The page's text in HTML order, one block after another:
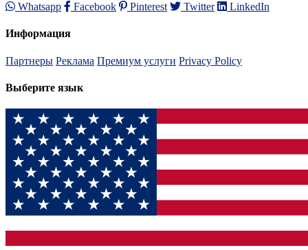
Whatsapp Facebook Pinterest Twitter LinkedIn
Информация
Партнеры Реклама Премиум услуги Privacy Policy
Выберите язык